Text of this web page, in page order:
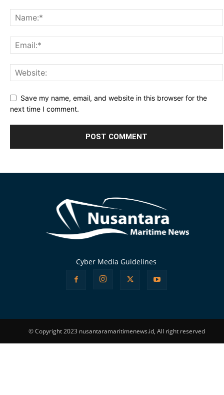
Save my name, email, and website in this browser for the
next time I comment.
Cyber Media Guidelines
© Copyright 2023 nusantaramaritimenews.id, All right reserved